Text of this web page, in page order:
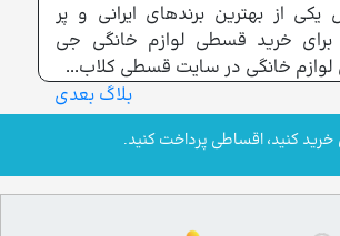
از بهترین برندهای ایرانی و پر
خرید قسطی لوازم خانگی جی
خانگی در سایت قسطی کلاب...
بلاگ بعدی
خرید کنید، اقساطی پرداخت کنید.